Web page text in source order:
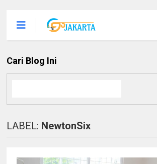
Cari Blog Ini
LABEL: NewtonSix